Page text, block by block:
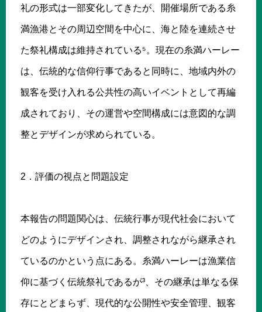
礼の形式は一部変化してきたが、開催場所である糸
満漁港とその周辺空間を中心に、海と陸を連続させ
た祭礼構成は維持されている⁵。現在の糸満ハーレー
は、伝統的な信仰行事であると同時に、地域内外の
観客を受け入れる公共性の高いイベントとして再編
成されており、その運営や空間構成には意図的な調
整とデザインが求められている。
2．評価の視点と問題設定
本報告の問題関心は、伝統行事が現代社会において
どのようにデザインされ、調整されながら継承され
ているのかという点にある。糸満ハーレーは漁業信
仰に基づく伝統祭礼であるが³、その継承は単なる保
存にとどまらず、現代的な公開性や安全管理、観客